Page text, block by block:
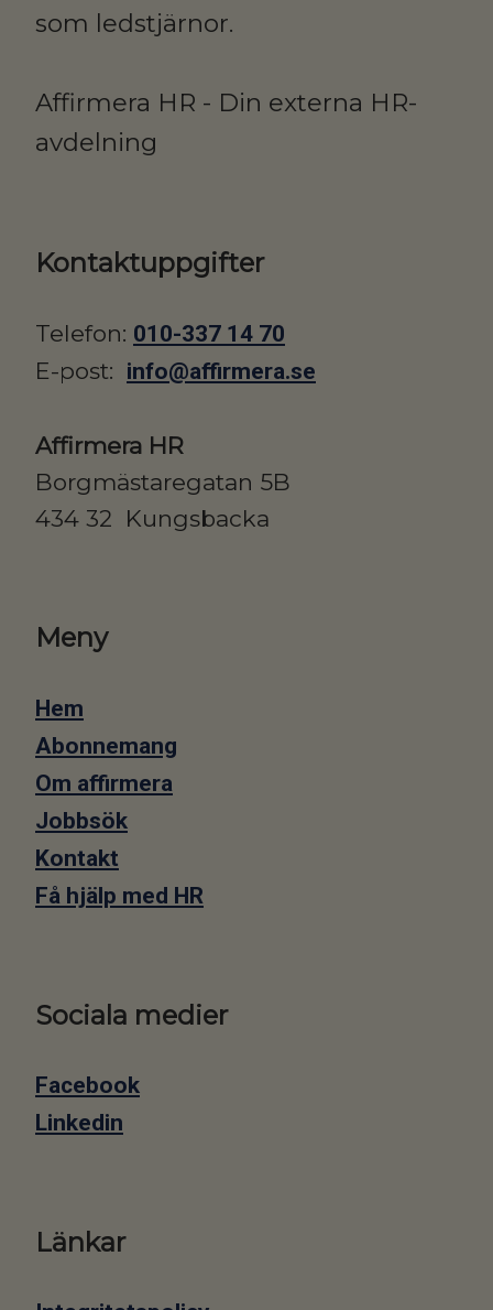
som ledstjärnor.
Affirmera HR - Din externa HR-
avdelning
Kontaktuppgifter
Telefon: 010-337 14 70
E-post: info@affirmera.se
Affirmera HR
Borgmästaregatan 5B
434 32 Kungsbacka
Meny
Hem
Abonnemang
Om affirmera
​​​​​​​Jobbsök
Kontakt
Få hjälp med HR
Sociala medier
Facebook
Linkedin
Länkar